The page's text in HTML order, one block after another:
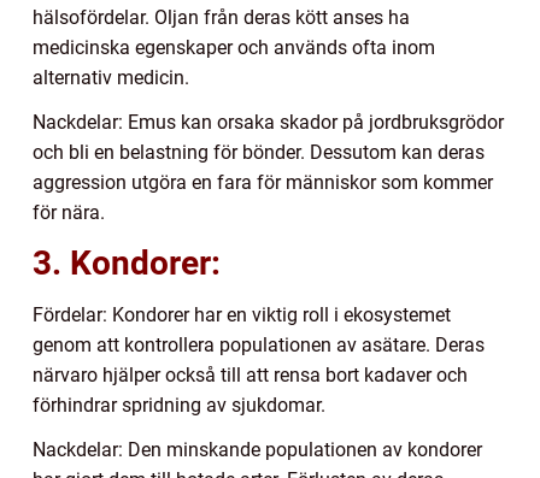
hälsofördelar. Oljan från deras kött anses ha
medicinska egenskaper och används ofta inom
alternativ medicin.
Nackdelar: Emus kan orsaka skador på jordbruksgrödor
och bli en belastning för bönder. Dessutom kan deras
aggression utgöra en fara för människor som kommer
för nära.
3. Kondorer:
Fördelar: Kondorer har en viktig roll i ekosystemet
genom att kontrollera populationen av asätare. Deras
närvaro hjälper också till att rensa bort kadaver och
förhindrar spridning av sjukdomar.
Nackdelar: Den minskande populationen av kondorer